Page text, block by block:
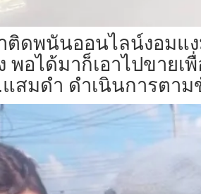
ติดพนันออนไลน์งอม
พอได้มาก็เอาไปขาย
สมดำ ดำเนินการตา